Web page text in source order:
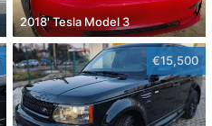
2018' Tesla Model 3
€15,500